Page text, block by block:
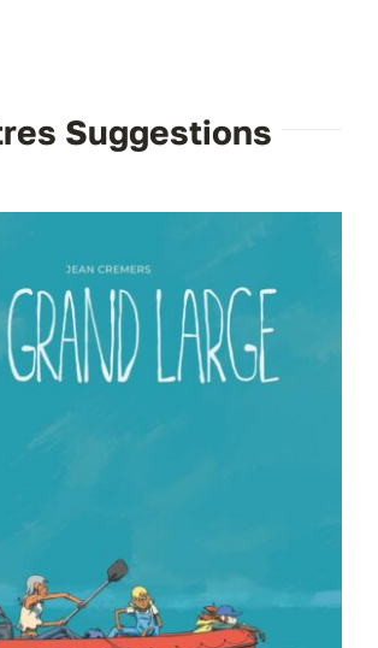
Suggestions